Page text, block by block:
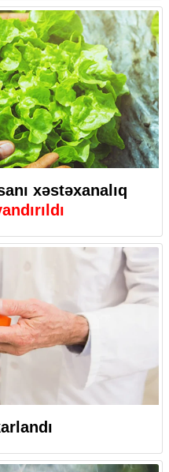
xəstəxanalıq